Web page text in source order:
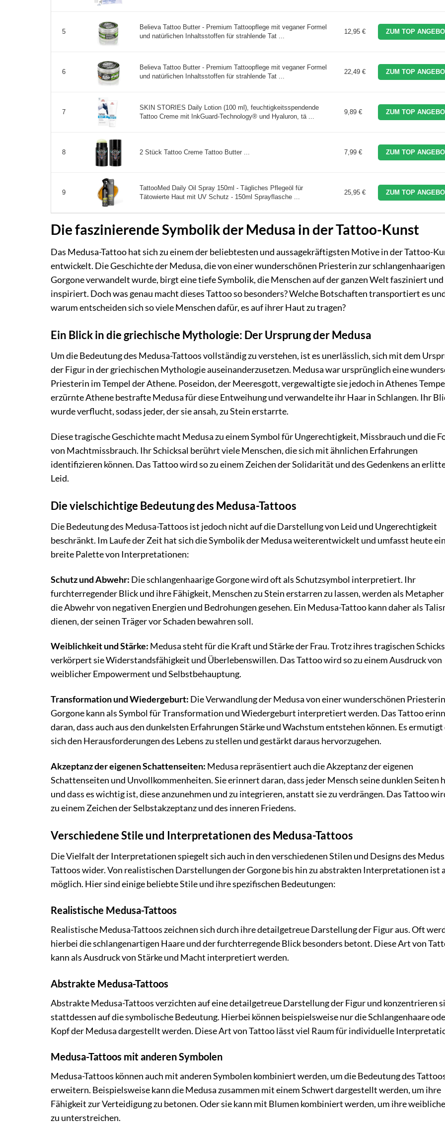
5
Believa Tattoo Butter - Premium Tattoopflege mit veganer Formel
und natürlichen Inhaltsstoffen für strahlende Tat ...
12,95 € ZUM TOP
6
Believa Tattoo Butter - Premium Tattoopflege mit veganer Formel
und natürlichen Inhaltsstoffen für strahlende Tat ...
22,49 € ZUM TOP
7
SKIN STORIES Daily Lotion (100 ml), feuchtigkeitsspendende
Tattoo Creme mit InkGuard-Technology® und Hyaluron, tä ...
9,89 € ZUM TOP
8 2 Stück Tattoo Creme Tattoo Butter ... 7,99 € ZUM TOP
9
TattooMed Daily Oil Spray 150ml - Tägliches Pflegeöl für
Tätowierte Haut mit UV Schutz - 150ml Sprayflasche ...
25,95 € ZUM TOP
Die faszinierende Symbolik der Medusa in der Tattoo-Kunst
Das Medusa-Tattoo hat sich zu einem der beliebtesten und aussagekräftigsten Motive in der Tattoo-
entwickelt. Die Geschichte der Medusa, die von einer wunderschönen Priesterin zur schlangenhaarigen
Gorgone verwandelt wurde, birgt eine tiefe Symbolik, die Menschen auf der ganzen Welt fasziniert und
inspiriert. Doch was genau macht dieses Tattoo so besonders? Welche Botschaften transportiert es
warum entscheiden sich so viele Menschen dafür, es auf ihrer Haut zu tragen?
Ein Blick in die griechische Mythologie: Der Ursprung der Medusa
Um die Bedeutung des Medusa-Tattoos vollständig zu verstehen, ist es unerlässlich, sich mit dem
der Figur in der griechischen Mythologie auseinanderzusetzen. Medusa war ursprünglich eine
Priesterin im Tempel der Athene. Poseidon, der Meeresgott, vergewaltigte sie jedoch in Athenes
erzürnte Athene bestrafte Medusa für diese Entweihung und verwandelte ihr Haar in Schlangen. Ihr
wurde verflucht, sodass jeder, der sie ansah, zu Stein erstarrte.
Diese tragische Geschichte macht Medusa zu einem Symbol für Ungerechtigkeit, Missbrauch und die
von Machtmissbrauch. Ihr Schicksal berührt viele Menschen, die sich mit ähnlichen Erfahrungen
identifizieren können. Das Tattoo wird so zu einem Zeichen der Solidarität und des Gedenkens an
Leid.
Die vielschichtige Bedeutung des Medusa-Tattoos
Die Bedeutung des Medusa-Tattoos ist jedoch nicht auf die Darstellung von Leid und Ungerechtigkeit
beschränkt. Im Laufe der Zeit hat sich die Symbolik der Medusa weiterentwickelt und umfasst heute
breite Palette von Interpretationen:
Schutz und Abwehr: Die schlangenhaarige Gorgone wird oft als Schutzsymbol interpretiert. Ihr
furchterregender Blick und ihre Fähigkeit, Menschen zu Stein erstarren zu lassen, werden als
die Abwehr von negativen Energien und Bedrohungen gesehen. Ein Medusa-Tattoo kann daher als
dienen, der seinen Träger vor Schaden bewahren soll.
Weiblichkeit und Stärke: Medusa steht für die Kraft und Stärke der Frau. Trotz ihres tragischen
verkörpert sie Widerstandsfähigkeit und Überlebenswillen. Das Tattoo wird so zu einem Ausdruck von
weiblicher Empowerment und Selbstbehauptung.
Transformation und Wiedergeburt: Die Verwandlung der Medusa von einer wunderschönen
Gorgone kann als Symbol für Transformation und Wiedergeburt interpretiert werden. Das Tattoo
daran, dass auch aus den dunkelsten Erfahrungen Stärke und Wachstum entstehen können. Es ermutigt
sich den Herausforderungen des Lebens zu stellen und gestärkt daraus hervorzugehen.
Akzeptanz der eigenen Schattenseiten: Medusa repräsentiert auch die Akzeptanz der eigenen
Schattenseiten und Unvollkommenheiten. Sie erinnert daran, dass jeder Mensch seine dunklen Seiten
und dass es wichtig ist, diese anzunehmen und zu integrieren, anstatt sie zu verdrängen. Das Tattoo
zu einem Zeichen der Selbstakzeptanz und des inneren Friedens.
Verschiedene Stile und Interpretationen des Medusa-Tattoos
Die Vielfalt der Interpretationen spiegelt sich auch in den verschiedenen Stilen und Designs des
Tattoos wider. Von realistischen Darstellungen der Gorgone bis hin zu abstrakten Interpretationen ist
möglich. Hier sind einige beliebte Stile und ihre spezifischen Bedeutungen:
Realistische Medusa-Tattoos
Realistische Medusa-Tattoos zeichnen sich durch ihre detailgetreue Darstellung der Figur aus. Oft
hierbei die schlangenartigen Haare und der furchterregende Blick besonders betont. Diese Art von
kann als Ausdruck von Stärke und Macht interpretiert werden.
Abstrakte Medusa-Tattoos
Abstrakte Medusa-Tattoos verzichten auf eine detailgetreue Darstellung der Figur und konzentrieren
stattdessen auf die symbolische Bedeutung. Hierbei können beispielsweise nur die Schlangenhaare
Kopf der Medusa dargestellt werden. Diese Art von Tattoo lässt viel Raum für individuelle
Medusa-Tattoos mit anderen Symbolen
Medusa-Tattoos können auch mit anderen Symbolen kombiniert werden, um die Bedeutung des
erweitern. Beispielsweise kann die Medusa zusammen mit einem Schwert dargestellt werden, um ihre
Fähigkeit zur Verteidigung zu betonen. Oder sie kann mit Blumen kombiniert werden, um ihre
zu unterstreichen.